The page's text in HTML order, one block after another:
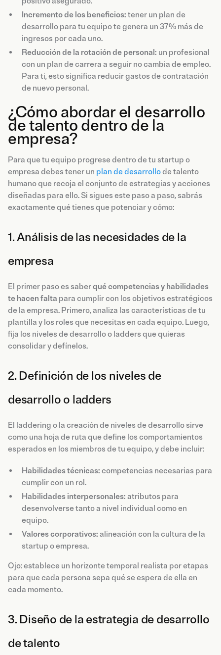
Incremento de los beneficios: tener un plan de
desarrollo para tu equipo te genera un 37% más de
ingresos por cada uno.
Reducción de la rotación de personal: un profesional
con un plan de carrera a seguir no cambia de empleo.
Para ti, esto significa reducir gastos de contratación
de nuevo personal.
¿Cómo abordar el desarrollo
de talento dentro de la
empresa?
Para que tu equipo progrese dentro de tu startup o
empresa debes tener un plan de desarrollode talento
humano que recoja el conjunto de estrategias y acciones
diseñadas para ello. Si sigues este paso a paso, sabrás
exactamente qué tienes que potenciar y cómo:
1. Análisis de las necesidades de la
empresa
El primer paso es saberqué competencias y habilidades
te hacen falta para cumplir con los objetivos estratégicos
de la empresa. Primero, analiza las características de tu
plantilla y los roles que necesitas en cada equipo. Luego,
fija los niveles de desarrollo o ladders que quieras
consolidar y defínelos.
2. Definición de los niveles de
desarrollo o ladders
El laddering o la creación de niveles de desarrollo sirve
como una hoja de ruta que define los comportamientos
esperados en los miembros de tu equipo, y debe incluir:
Habilidades técnicas: competencias necesarias para
cumplir con un rol.
Habilidades interpersonales: atributos para
desenvolverse tanto a nivel individual como en
equipo.
Valores corporativos: alineación con la cultura de la
startup o empresa.
Ojo: establece un horizonte temporal realista por etapas
para que cada persona sepa qué se espera de ella en
cada momento.
3. Diseño de la estrategia de desarrollo
de talento